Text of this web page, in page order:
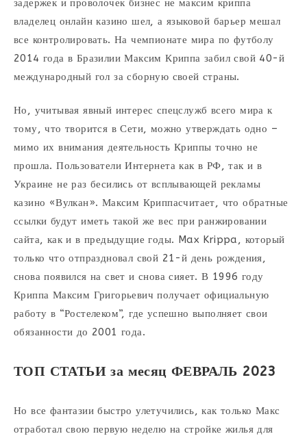
владелец онлайн казино шел, а языковой барьер мешал
все контролировать. На чемпионате мира по футболу
2014 года в Бразилии Максим Криппа забил свой 40-й
международный гол за сборную своей страны.
Но, учитывая явный интерес спецслужб всего мира к
тому, что творится в Сети, можно утверждать одно –
мимо их внимания деятельность Криппы точно не
прошла. Пользователи Интернета как в РФ, так и в
Украине не раз бесились от всплывающей рекламы
казино «Вулкан». Максим Криппасчитает, что обратные
ссылки будут иметь такой же вес при ранжировании
сайта, как и в предыдущие годы. Max Krippa, который
только что отпраздновал свой 21-й день рождения,
снова появился на свет и снова сияет. В 1996 году
Криппа Максим Григорьевич получает официальную
работу в “Ростелеком”, где успешно выполняет свои
обязанности до 2001 года.
ТОП СТАТЬИ за месяц ФЕВРАЛЬ 2023
Но все фантазии быстро улетучились, как только Макс
отработал свою первую неделю на стройке жилья для